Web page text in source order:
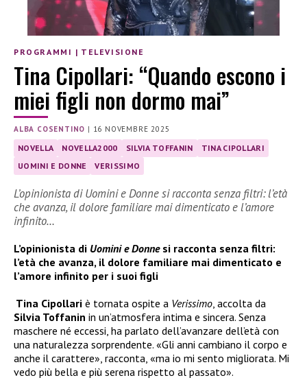
PROGRAMMI | TELEVISIONE
Tina Cipollari: “Quando escono i
miei figli non dormo mai”
ALBA COSENTINO | 16 NOVEMBRE 2025
NOVELLA NOVELLA2000 SILVIA TOFFANIN
TINA CIPOLLARI
UOMINI E DONNE
VERISSIMO
L’opinionista di Uomini e Donne si racconta senza filtri: l’età
che avanza, il dolore familiare mai dimenticato e l’amore
infinito…
L’opinionista di Uomini e Donnesi racconta senza filtri:
l’età che avanza, il dolore familiare mai dimenticato e
l’amore infinito per i suoi figli
Tina Cipollari è tornata ospite a Verissimo , accolta da
Silvia Toffanin in un’atmosfera intima e sincera. Senza
maschere né eccessi, ha parlato dell’avanzare dell’età con
una naturalezza sorprendente. «Gli anni cambiano il corpo e
anche il carattere», racconta, «ma io mi sento migliorata. Mi
vedo più bella e più serena rispetto al passato».